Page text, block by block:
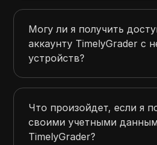
Могу ли я получить
аккаунту TimelyGrader с
устройств?
Что произойдет, если я
своими учетными
TimelyGrader?